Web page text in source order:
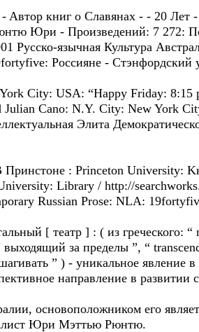
Aвтор книг o Славянax - - 20 Лeт
Юри - Произведений: 7 272:
язычная Культура
Россиянe - Стэнфордский
City: USA: “Happy Friday: 8:15
Cano: N.Y. City: New York
Элита
: Princeton University:
Library / http://
Russian Prose: NLA:
[ театр ] : ( из греческого: “
выходящий за пределы ”, “
” ) - уникальное явление
направление в развитии
основоположником его
Юри Мэттью Рюнтю.